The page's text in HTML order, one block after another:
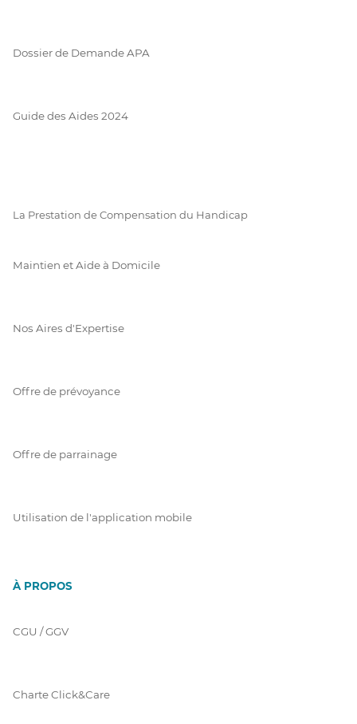
Dossier de Demande APA
Guide des Aides 2024
La Prestation de Compensation du Handicap
Maintien et Aide à Domicile
Nos Aires d'Expertise
Offre de prévoyance
Offre de parrainage
Utilisation de l'application mobile
À PROPOS
CGU / GGV
Charte Click&Care